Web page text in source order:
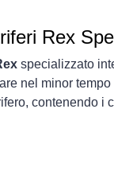
Rex
specializzato
nel minor
contenendo i